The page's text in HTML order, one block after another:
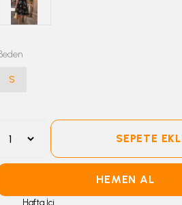
S
SEPETE
HEMEN AL
Hafta İçi